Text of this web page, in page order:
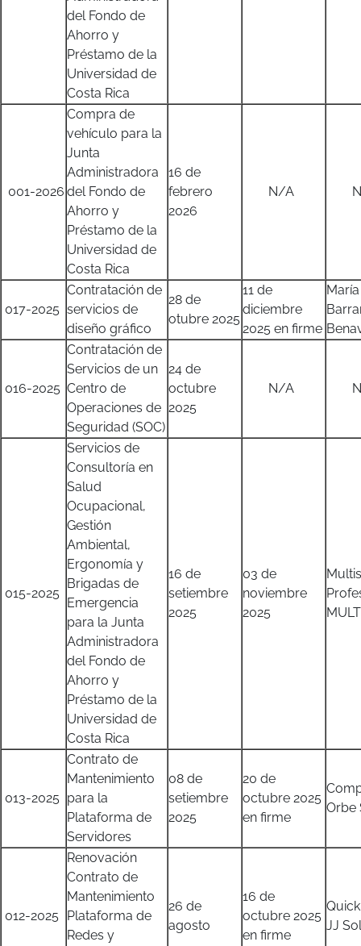
del Fondo de
Ahorro y
Préstamo de la
Universidad de
Costa Rica
001-2026
Compra de
vehículo para la
Junta
Administradora
del Fondo de
Ahorro y
Préstamo de la
Universidad de
Costa Rica
16 de
febrero
2026
N/A
017-2025
Contratación de
servicios de
diseño gráfico
28 de
otubre 2025
11 de
diciembre
2025 en firme
016-2025
Contratación de
Servicios de un
Centro de
Operaciones de
Seguridad (SOC)
24 de
octubre
2025
N/A
015-2025
Servicios de
Consultoría en
Salud
Ocupacional,
Gestión
Ambiental,
Ergonomía y
Brigadas de
Emergencia
para la Junta
Administradora
del Fondo de
Ahorro y
Préstamo de la
Universidad de
Costa Rica
16 de
setiembre
2025
03 de
noviembre
2025
013-2025
Contrato de
Mantenimiento
para la
Plataforma de
Servidores
08 de
setiembre
2025
20 de
octubre 2025
en firme
Orbe
012-2025
Renovación
Contrato de
Mantenimiento
Plataforma de
Redes y
26 de
agosto
16 de
octubre 2025
en firme
JJ